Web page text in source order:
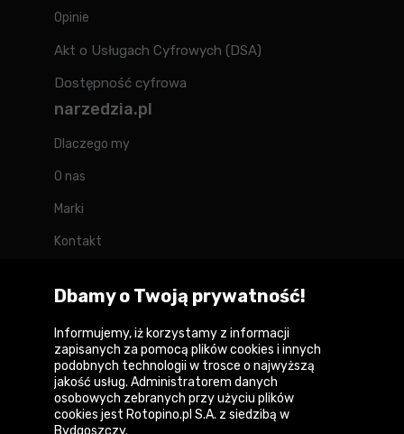
Opinie
Akt o Usługach Cyfrowych (DSA)
Dostępność cyfrowa
narzedzia.pl
Dlaczego my
O nas
Marki
Kontakt
Forum
Copyright © 2026
Polityka prywatności i zasady korzystania z
Dbamy o Twoją prywatność!
Informujemy, iż korzystamy z informacji
zapisanych za pomocą plików cookies i innych
podobnych technologii w trosce o najwyższą
jakość usług. Administratorem danych
osobowych zebranych przy użyciu plików
cookies jest Rotopino.pl S.A. z siedzibą w
Bydgoszczy.